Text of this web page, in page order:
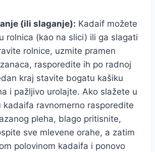
(ili slaganje): Kadaif možete
rolnica (kao na slici) ili ga slagati
rolnice, uzmite pramen
rasporedite ih po radnoj
kraj stavite bogatu kašiku
i pažljivo urolajte. Ako slažete u
kadaifa ravnomerno rasporedite
pleha, blago pritisnite,
sve mlevene orahe, a zatim
polovinom kadaifa i ponovo